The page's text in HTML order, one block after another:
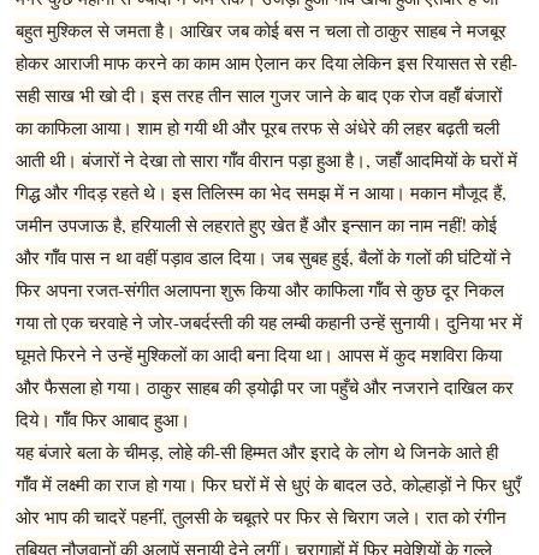
बहुत मुश्किल से जमता है। आखिर जब कोई बस न चला तो ठाकुर साहब ने मजबूर
होकर आराजी माफ करने का काम आम ऐलान कर दिया लेकिन इस रियासत से रही-
सही साख भी खो दी। इस तरह तीन साल गुजर जाने के बाद एक रोज वहॉँ बंजारों
का काफिला आया। शाम हो गयी थी और पूरब तरफ से अंधेरे की लहर बढ़ती चली
आती थी। बंजारों ने देखा तो सारा गॉँव वीरान पड़ा हुआ है।, जहॉँ आदमियों के घरों में
गिद्ध और गीदड़ रहते थे। इस तिलिस्म का भेद समझ में न आया। मकान मौजूद हैं,
जमीन उपजाऊ है, हरियाली से लहराते हुए खेत हैं और इन्सान का नाम नहीं! कोई
और गॉँव पास न था वहीं पड़ाव डाल दिया। जब सुबह हुई, बैलों के गलों की घंटियों ने
फिर अपना रजत-संगीत अलापना शुरू किया और काफिला गॉँव से कुछ दूर निकल
गया तो एक चरवाहे ने जोर-जबर्दस्ती की यह लम्बी कहानी उन्हें सुनायी। दुनिया भर में
घूमते फिरने ने उन्हें मुश्किलों का आदी बना दिया था। आपस में कुद मशविरा किया
और फैसला हो गया। ठाकुर साहब की ड्योढ़ी पर जा पहुँचे और नजराने दाखिल कर
दिये। गॉँव फिर आबाद हुआ।
यह बंजारे बला के चीमड़, लोहे की-सी हिम्मत और इरादे के लोग थे जिनके आते ही
गॉँव में लक्ष्मी का राज हो गया। फिर घरों में से धुएं के बादल उठे, कोल्हाड़ों ने फिर धुएँ
ओर भाप की चादरें पहनीं, तुलसी के चबूतरे पर फिर से चिराग जले। रात को रंगीन
तबियत नौजवानों की अलापें सुनायी देने लगीं। चरागाहों में फिर मवेशियों के गल्ले